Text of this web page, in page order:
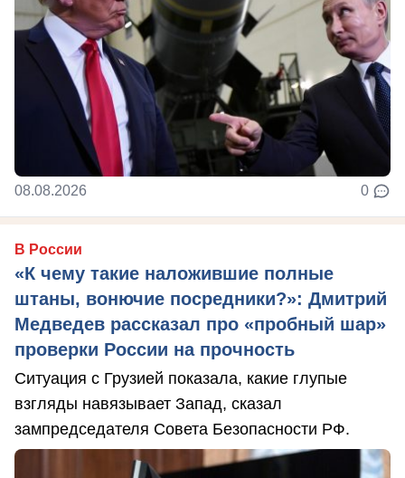
08.08.2026 0
В России
«К чему такие наложившие полные
штаны, вонючие посредники?»: Дмитрий
Медведев рассказал про «пробный шар»
проверки России на прочность
Ситуация с Грузией показала, какие глупые
взгляды навязывает Запад, сказал
зампредседателя Совета Безопасности РФ.